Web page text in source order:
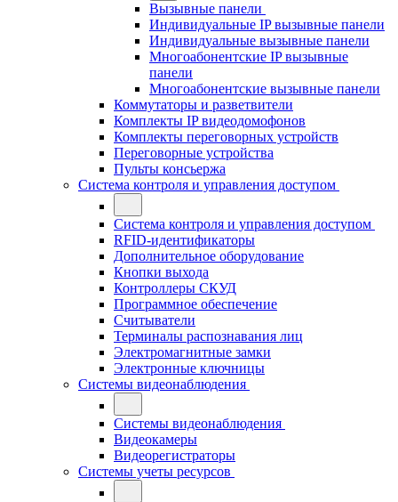
Вызывные панели
Индивидуальные IP вызывные панели
Индивидуальные вызывные панели
Многоабонентские IP вызывные
панели
Многоабонентские вызывные панели
Коммутаторы и разветвители
Комплекты IP видеодомофонов
Комплекты переговорных устройств
Переговорные устройства
Пульты консьержа
Система контроля и управления доступом
Система контроля и управления доступом
RFID-идентификаторы
Дополнительное оборудование
Кнопки выхода
Контроллеры СКУД
Программное обеспечение
Считыватели
Терминалы распознавания лиц
Электромагнитные замки
Электронные ключницы
Системы видеонаблюдения
Системы видеонаблюдения
Видеокамеры
Видеорегистраторы
Системы учеты ресурсов